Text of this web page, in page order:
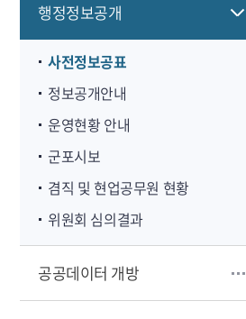
행정정보공개
사전정보공표
정보공개안내
운영현황 안내
군포시보
겸직 및 현업공무원 현황
위원회 심의결과
공공데이터 개방